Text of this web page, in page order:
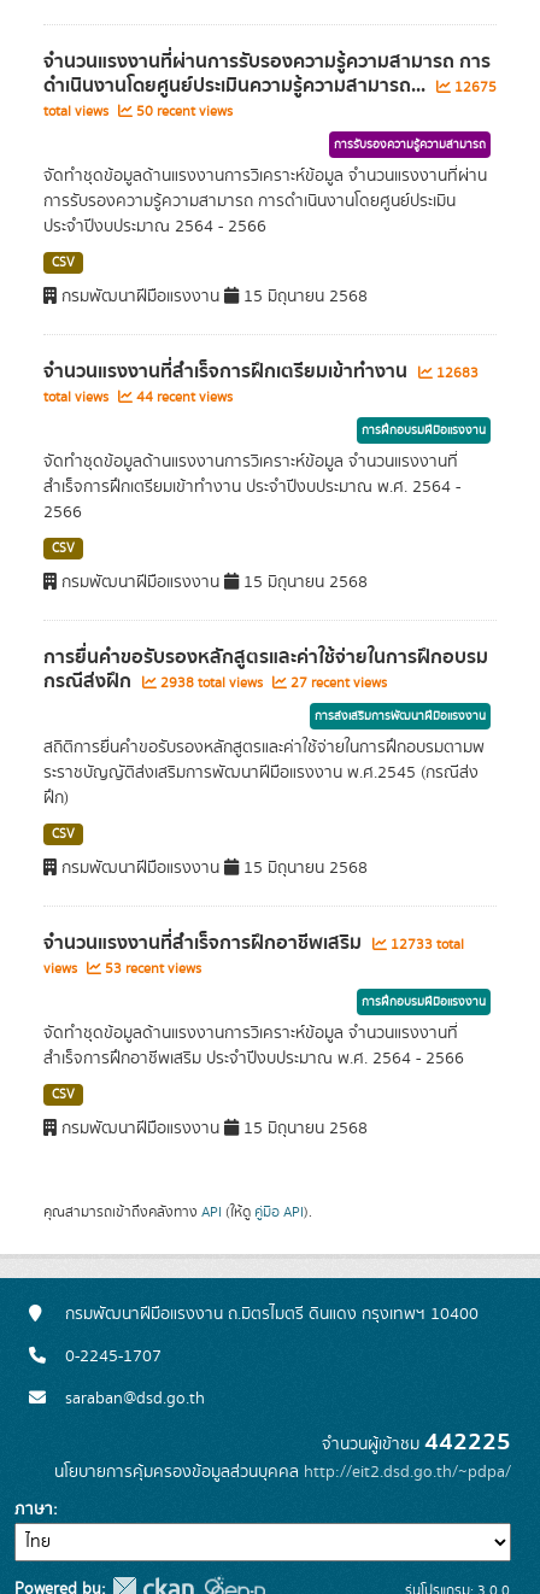
จำนวนแรงงานที่ผ่านการรับรองความรู้ความสามารถ การ
ดำเนินงานโดยศูนย์ประเมินความรู้ความสามารถ...
12675
total views
50 recent views
การรับรองความรู้ความสามารถ
จัดทำชุดข้อมูลด้านแรงงานการวิเคราะห์ข้อมูล จำนวนแรงงานที่ผ่าน
การรับรองความรู้ความสามารถ การดำเนินงานโดยศูนย์ประเมิน
ประจำปีงบประมาณ 2564 - 2566
CSV
กรมพัฒนาฝีมือแรงงาน 15 มิถุนายน 2568
จำนวนแรงงานที่สำเร็จการฝึกเตรียมเข้าทำงาน
12683
total views
44 recent views
การฝึกอบรมฝีมือแรงงาน
จัดทำชุดข้อมูลด้านแรงงานการวิเคราะห์ข้อมูล จำนวนแรงงานที่
สำเร็จการฝึกเตรียมเข้าทำงาน ประจำปีงบประมาณ พ.ศ. 2564 -
2566
CSV
กรมพัฒนาฝีมือแรงงาน 15 มิถุนายน 2568
การยื่นคำขอรับรองหลักสูตรและค่าใช้จ่ายในการฝึกอบรม
กรณีส่งฝึก 2938 total views 27 recent views
การส่งเสริมการพัฒนาฝีมือแรงงาน
สถิติการยื่นคำขอรับรองหลักสูตรและค่าใช้จ่ายในการฝึกอบรมตามพ
ระราชบัญญัติส่งเสริมการพัฒนาฝีมือแรงงาน พ.ศ.2545 (กรณีส่ง
ฝึก)
CSV
กรมพัฒนาฝีมือแรงงาน 15 มิถุนายน 2568
จำนวนแรงงานที่สำเร็จการฝึกอาชีพเสริม
12733 total
views
53 recent views
การฝึกอบรมฝีมือแรงงาน
จัดทำชุดข้อมูลด้านแรงงานการวิเคราะห์ข้อมูล จำนวนแรงงานที่
สำเร็จการฝึกอาชีพเสริม ประจำปีงบประมาณ พ.ศ. 2564 - 2566
CSV
กรมพัฒนาฝีมือแรงงาน 15 มิถุนายน 2568
คุณสามารถเข้าถึงคลังทาง API (ให้ดู คู่มือ API).
กรมพัฒนาฝีมือแรงงาน ถ.มิตรไมตรี ดินแดง กรุงเทพฯ 10400
0-2245-1707
saraban@dsd.go.th
จำนวนผู้เข้าชม 442225
นโยบายการคุ้มครองข้อมูลส่วนบุคคล http://eit2.dsd.go.th/~pdpa/
ภาษา
Powered by: